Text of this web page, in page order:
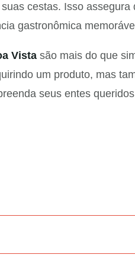
cestas. Isso
gastronômica
Vista são mais do que
um produto, mas
seus entes